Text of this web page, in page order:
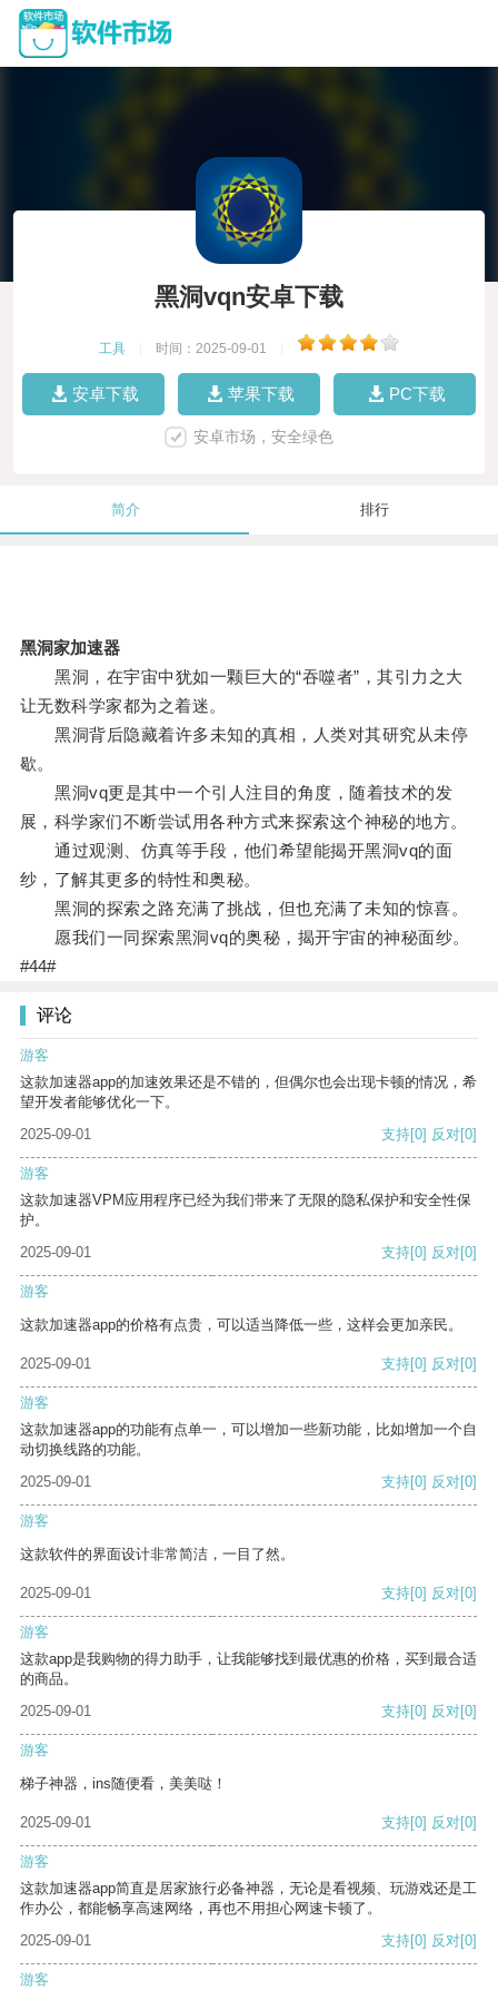
黑洞vqn安卓下载
工具 时间：2025-09-01
安卓下载 苹果下载 PC下载
安卓市场，安全绿色
简介 排行
黑洞家加速器
黑洞，在宇宙中犹如一颗巨大的“吞噬者”，其引力之大
让无数科学家都为之着迷。
黑洞背后隐藏着许多未知的真相，人类对其研究从未停
歇。
黑洞vq更是其中一个引人注目的角度，随着技术的发
展，科学家们不断尝试用各种方式来探索这个神秘的地方。
通过观测、仿真等手段，他们希望能揭开黑洞vq的面
纱，了解其更多的特性和奥秘。
黑洞的探索之路充满了挑战，但也充满了未知的惊喜。
愿我们一同探索黑洞vq的奥秘，揭开宇宙的神秘面纱。
#44#
评论
游客
这款加速器app的加速效果还是不错的，但偶尔也会出现卡顿的情况，希
望开发者能够优化一下。
2025-09-01
支持[0] 反对[0]
游客
这款加速器VPM应用程序已经为我们带来了无限的隐私保护和安全性保
护。
2025-09-01
支持[0] 反对[0]
游客
这款加速器app的价格有点贵，可以适当降低一些，这样会更加亲民。
2025-09-01 支持[0] 反对[0]
游客
这款加速器app的功能有点单一，可以增加一些新功能，比如增加一个自
动切换线路的功能。
2025-09-01
支持[0] 反对[0]
游客
这款软件的界面设计非常简洁，一目了然。
2025-09-01 支持[0] 反对[0]
游客
这款app是我购物的得力助手，让我能够找到最优惠的价格，买到最合适
的商品。
2025-09-01
支持[0] 反对[0]
游客
梯子神器，ins随便看，美美哒！
2025-09-01 支持[0] 反对[0]
游客
这款加速器app简直是居家旅行必备神器，无论是看视频、玩游戏还是工
作办公，都能畅享高速网络，再也不用担心网速卡顿了。
2025-09-01
支持[0] 反对[0]
游客